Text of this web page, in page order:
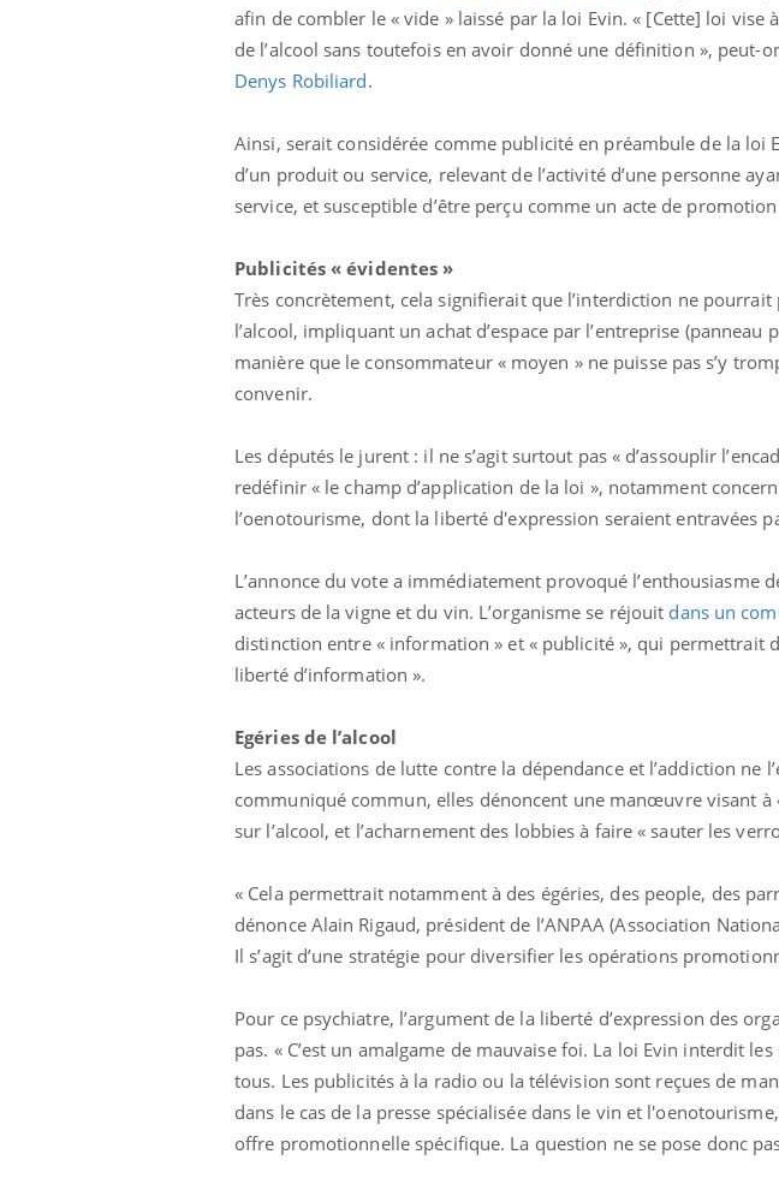
afin de combler le « vide » laissé par la loi Evin. « [Cette] loi
de l’alcool sans toutefois en avoir donné une définition », peut-
Denys Robiliard.
Ainsi, serait considérée comme publicité en préambule de la loi
d’un produit ou service, relevant de l’activité d’une personne
service, et susceptible d’être perçu comme un acte de
Publicités « évidentes »
Très concrètement, cela signifierait que l’interdiction ne
l’alcool, impliquant un achat d’espace par l’entreprise
manière que le consommateur « moyen » ne puisse pas s’y
convenir.
Les députés le jurent : il ne s’agit surtout pas « d’assouplir
redéfinir « le champ d’application de la loi », notamment
l’oenotourisme, dont la liberté d'expression seraient entravées
L’annonce du vote a immédiatement provoqué l’enthousiasme
acteurs de la vigne et du vin. L’organisme se réjouit dans un
distinction entre « information » et « publicité », qui permettrait
liberté d’information ».
Egéries de l’alcool
Les associations de lutte contre la dépendance et l’addiction ne
communiqué commun, elles dénoncent une manœuvre visant à
sur l’alcool, et l’acharnement des lobbies à faire « sauter les
« Cela permettrait notamment à des égéries, des people, des
dénonce Alain Rigaud, président de l’ANPAA (Association
Il s’agit d’une stratégie pour diversifier les opérations
Pour ce psychiatre, l’argument de la liberté d’expression des
pas. « C’est un amalgame de mauvaise foi. La loi Evin interdit
tous. Les publicités à la radio ou la télévision sont reçues de
dans le cas de la presse spécialisée dans le vin et
offre promotionnelle spécifique. La question ne se pose donc
Eczéma Chronique des Mains :
Il y a des sujets qui sont faciles à aborder...
d'autres non ! D'un côté, poser des
questions sur la maladie d'un proche c'est
Fatigue, irritabilité, brouillard
même alopécie… Les symptômes
carence en fer sont multiples ce
...